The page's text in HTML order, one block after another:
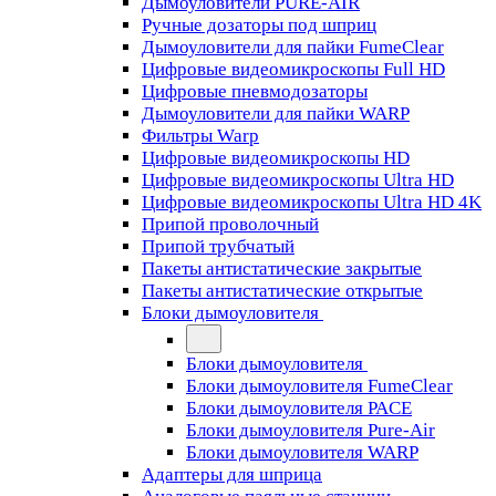
Ручные дозаторы под шприц
Дымоуловители для пайки FumeClear
Цифровые видеомикроскопы Full HD
Цифровые пневмодозаторы
Дымоуловители для пайки WARP
Фильтры Warp
Цифровые видеомикроскопы HD
Цифровые видеомикроскопы Ultra HD
Цифровые видеомикроскопы Ultra HD 4K
Припой проволочный
Припой трубчатый
Пакеты антистатические закрытые
Пакеты антистатические открытые
Блоки дымоуловителя
Блоки дымоуловителя
Блоки дымоуловителя FumeClear
Блоки дымоуловителя PACE
Блоки дымоуловителя Pure-Air
Блоки дымоуловителя WARP
Адаптеры для шприца